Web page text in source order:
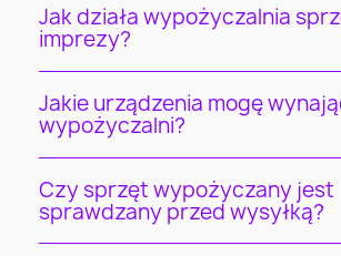
Jak działa wypożyczalnia
imprezy?
Jakie urządzenia mogę
wypożyczalni?
Czy sprzęt wypożyczany jest
sprawdzany przed wysyłką?